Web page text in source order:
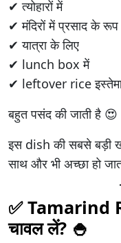
✔ त्योहारों में
✔ मंदिरों में प्रसाद के
✔ यात्रा के लिए
✔ lunch box में
✔ leftover rice
बहुत पसंद की जाती है 😍
इस dish की सबसे बड़ी
साथ और भी अच्छा हो
✅ Tamarind
चावल लें? 🍚